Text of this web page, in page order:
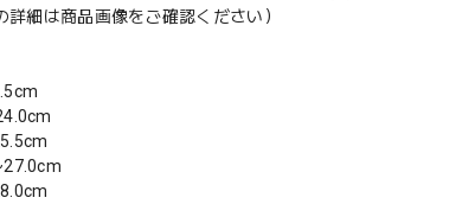
詳細は商品画像をご確認ください）